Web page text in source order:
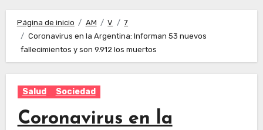
Página de inicio AM V
7
Coronavirus en la Argentina: Informan 53 nuevos
fallecimientos y son 9.912 los muertos
Salud Sociedad
Coronavirus en la